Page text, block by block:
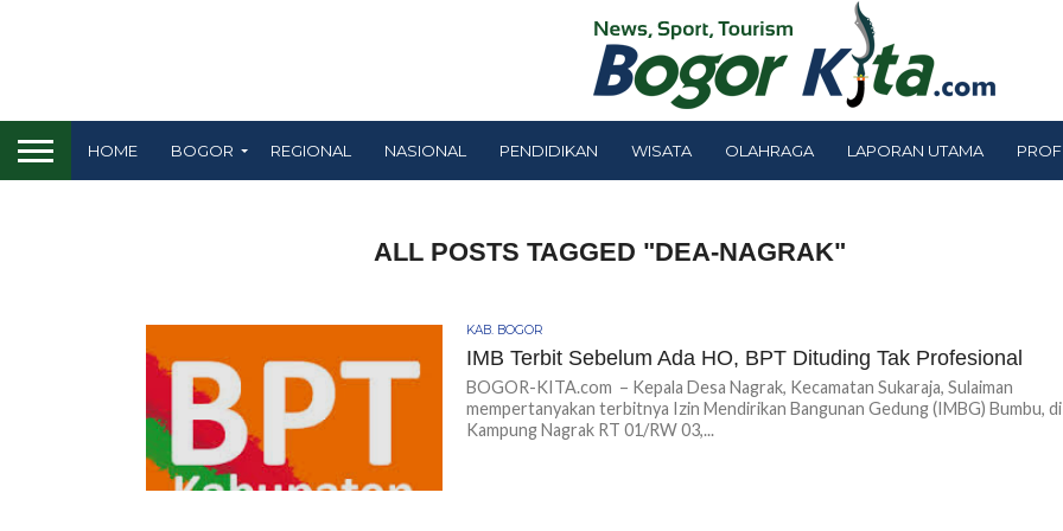
HOME BOGOR REGIONAL NASIONAL PENDIDIKAN WISATA OLAHRAGA LAPORAN UTAMA
ALL POSTS TAGGED "DEA-NAGRAK"
KAB. BOGOR
IMB Terbit Sebelum Ada HO, BPT Dituding Tak Profesional
BOGOR-KITA.com – Kepala Desa Nagrak, Kecamatan Sukaraja, Sulaiman
mempertanyakan terbitnya Izin Mendirikan Bangunan Gedung (IMBG) Bumbu, di
Kampung Nagrak RT 01/RW 03,...